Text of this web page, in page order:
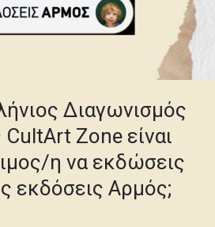
Διαγωνισμός
Zone είναι
η να εκδώσεις
εκδόσεις Αρμός;